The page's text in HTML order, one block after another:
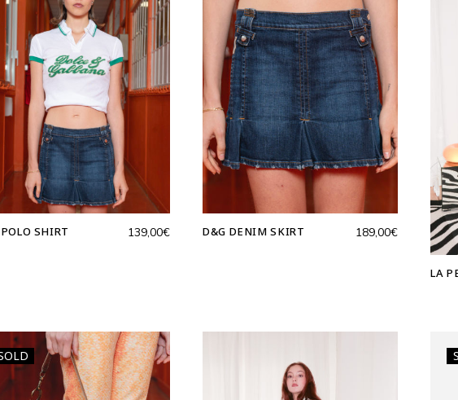
SHIRT 139,00€ D&G DENIM SKIRT 189,00€
LA